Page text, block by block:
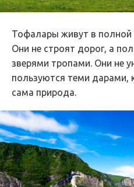
Тофалары живут в полной
Они не строят дорог, а
зверями тропами. Они не
пользуются теми дарами,
сама природа.